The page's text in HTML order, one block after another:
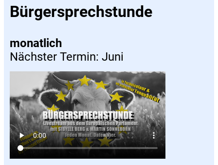
Bürgersprechstunde
monatlich
Nächster Termin: Juni